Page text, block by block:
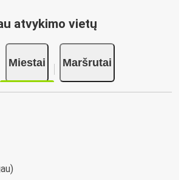
atvykimo vietų
Miestai Maršrutai